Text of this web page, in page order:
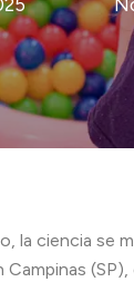
la ciencia se
(SP),